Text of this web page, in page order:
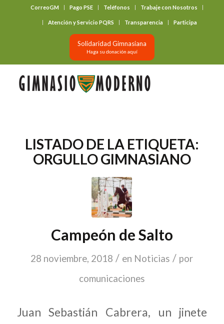
CorreoGM Pago PSE Teléfonos Trabaje con Nosotros
Atención y Servicio PQRS Transparencia Participa
Solidaridad Gimnasiana
Haga su donación aquí
LISTADO DE LA ETIQUETA:
ORGULLO GIMNASIANO
Campeón de Salto
28 noviembre, 2018 / en Noticias / por
comunicaciones
Juan Sebastián Cabrera, un jinete